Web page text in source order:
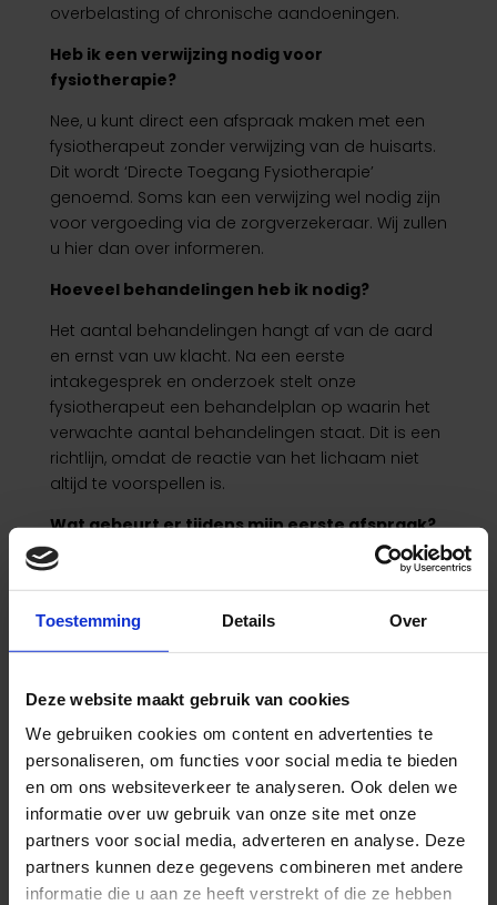
Toestemming Details Over
Deze website maakt gebruik van cookies
We gebruiken cookies om content en advertenties te
personaliseren, om functies voor social media te bieden
en om ons websiteverkeer te analyseren. Ook delen we
informatie over uw gebruik van onze site met onze
partners voor social media, adverteren en analyse. Deze
partners kunnen deze gegevens combineren met andere
informatie die u aan ze heeft verstrekt of die ze hebben
overbelasting of chronische aandoeningen.
Heb ik een verwijzing nodig voor
fysiotherapie?
Nee, u kunt direct een afspraak maken met een
fysiotherapeut zonder verwijzing van de huisarts.
Dit wordt ‘Directe Toegang Fysiotherapie’
genoemd. Soms kan een verwijzing wel nodig zijn
voor vergoeding via de zorgverzekeraar. Wij zullen
u hier dan over informeren.
Hoeveel behandelingen heb ik nodig?
Het aantal behandelingen hangt af van de aard
en ernst van uw klacht. Na een eerste
intakegesprek en onderzoek stelt onze
fysiotherapeut een behandelplan op waarin het
verwachte aantal behandelingen staat. Dit is een
richtlijn, omdat de reactie van het lichaam niet
altijd te voorspellen is.
Wat gebeurt er tijdens mijn eerste afspraak?
Tijdens uw eerste afspraak voert de
fysiotherapeut een intakegesprek en een
lichamelijk onderzoek uit. Samen bespreken jullie
deze eerste afspraak ook direct een behandeling
Kan fysiotherapie helpen bij chronische pijn?
Ja, fysiotherapie kan helpen bij het beheersen van
chronische pijn. Dit gebeurt door middel van
oefentherapie, adviezen over houding en
beweging en soms manuele technieken.